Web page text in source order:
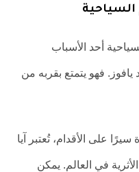
أحد الأسباب
يافوز. فهو يتمتع بقربه من
على الأقدام، تُعتبر آيا
في العالم. يمكن